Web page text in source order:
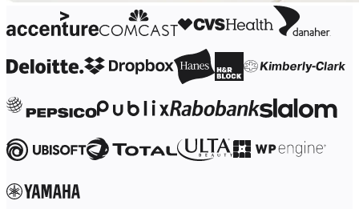
Digitaalinen
Asiantuntijapalvelut
Retail
Talouspalvelut
Lääketiede ja biotieteet
Tiimikohtainen
Tuotehallinta
Insinöörisuunnittelu
Tuotejohtajuus ja toiminnot